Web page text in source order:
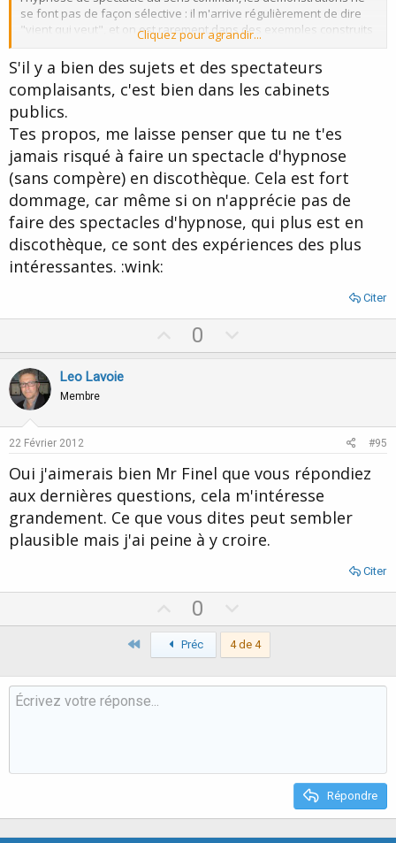
se font pas de façon sélective : il m'arrive régulièrement de dire
"vient qui veut", et on est rarement dans des exemples construits
sur des inductions longues,. Ca se passe plutôt bien.
Cliquez pour agrandir...
S'il y a bien des sujets et des spectateurs
complaisants, c'est bien dans les cabinets
publics.
Tes propos, me laisse penser que tu ne t'es
jamais risqué à faire un spectacle d'hypnose
(sans compère) en discothèque. Cela est fort
dommage, car même si on n'apprécie pas de
faire des spectacles d'hypnose, qui plus est en
discothèque, ce sont des expériences des plus
intéressantes. :wink:
Citer
p
0
o
e
Leo Lavoie
Membre
22 Février 2012 #95
Oui j'aimerais bien Mr Finel que vous répondiez
aux dernières questions, cela m'intéresse
grandement. Ce que vous dites peut sembler
plausible mais j'ai peine à y croire.
Citer
p
v
o
t
0
o
w
n
v
Premier Préc 4 de 4
Répondre